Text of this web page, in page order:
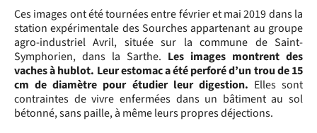
Ces images ont été tournées entre février et mai 2019 dans la
station expérimentale des Sourches appartenant au groupe
agro-industriel Avril, située sur la commune de Saint-
Symphorien, dans la Sarthe. Les images montrent des
vaches à hublot. Leur estomac a été perforé d’un trou de 15
cm de diamètre pour étudier leur digestion. Elles sont
contraintes de vivre enfermées dans un bâtiment au sol
bétonné, sans paille, à même leurs propres déjections.